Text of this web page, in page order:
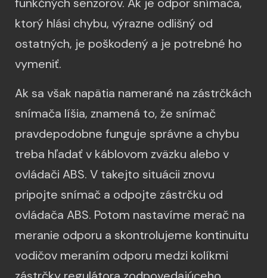
ktorý hlási chybu, výrazne odlišný od
ostatných, je poškodený a je potrebné ho
vymeniť.
Ak sa však napätia namerané na zástrčkách
snímača líšia, znamená to, že snímač
pravdepodobne funguje správne a chybu
treba hľadať v káblovom zväzku alebo v
ovládači ABS. V takejto situácii znovu
pripojte snímač a odpojte zástrčku od
ovládača ABS. Potom nastavíme merač na
meranie odporu a skontrolujeme kontinuitu
vodičov meraním odporu medzi kolíkmi